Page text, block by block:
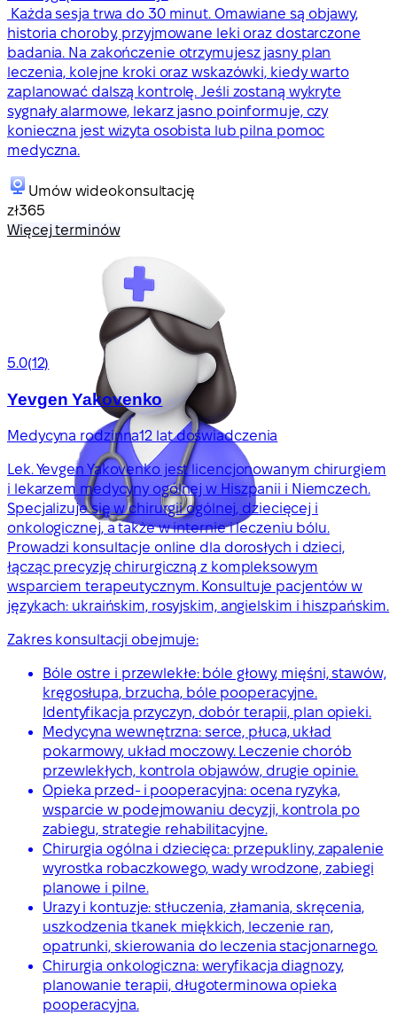
Każda sesja trwa do 30 minut. Omawiane są objawy,
historia choroby, przyjmowane leki oraz dostarczone
badania. Na zakończenie otrzymujesz jasny plan
leczenia, kolejne kroki oraz wskazówki, kiedy warto
zaplanować dalszą kontrolę. Jeśli zostaną wykryte
sygnały alarmowe, lekarz jasno poinformuje, czy
konieczna jest wizyta osobista lub pilna pomoc
medyczna.
Umów wideokonsultację
zł365
Więcej terminów
5.0(12)
Yevgen Yakovenko
Medycyna rodzinna12 lat doświadczenia
Lek. Yevgen Yakovenko jest licencjonowanym chirurgiem
i lekarzem medycyny ogólnej w Hiszpanii i Niemczech.
Specjalizuje się w chirurgii ogólnej, dziecięcej i
onkologicznej, a także w internie i leczeniu bólu.
Prowadzi konsultacje online dla dorosłych i dzieci,
łącząc precyzję chirurgiczną z kompleksowym
wsparciem terapeutycznym. Konsultuje pacjentów w
językach: ukraińskim, rosyjskim, angielskim i hiszpańskim.
Zakres konsultacji obejmuje:
Bóle ostre i przewlekłe: bóle głowy, mięśni, stawów,
kręgosłupa, brzucha, bóle pooperacyjne.
Identyfikacja przyczyn, dobór terapii, plan opieki.
Medycyna wewnętrzna: serce, płuca, układ
pokarmowy, układ moczowy. Leczenie chorób
przewlekłych, kontrola objawów, drugie opinie.
Opieka przed- i pooperacyjna: ocena ryzyka,
wsparcie w podejmowaniu decyzji, kontrola po
zabiegu, strategie rehabilitacyjne.
Chirurgia ogólna i dziecięca: przepukliny, zapalenie
wyrostka robaczkowego, wady wrodzone, zabiegi
planowe i pilne.
Urazy i kontuzje: stłuczenia, złamania, skręcenia,
uszkodzenia tkanek miękkich, leczenie ran,
opatrunki, skierowania do leczenia stacjonarnego.
Chirurgia onkologiczna: weryfikacja diagnozy,
planowanie terapii, długoterminowa opieka
pooperacyjna.